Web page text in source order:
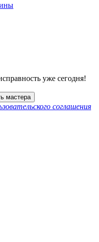
уже сегодня!
мастера
соглашения